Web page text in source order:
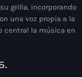
grilla, incorporando
una voz propia a la
central la música en